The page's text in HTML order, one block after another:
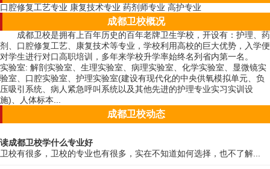
口腔修复工艺专业 康复技术专业 药剂师专业 高护专业
成都卫校概况
成都卫校是拥有上百年历史的百年老牌卫生学校，开设有：护理、药
剂、口腔修复工艺、康复技术等专业，学校利用高校的巨大优势，入学便
对学生进行对口高职培训，多年来学校升学率始终名列省内第一名。
实验室: 解剖实验室、生理实验室、病理实验室、化学实验室、显微镜实
验室、口腔实验室、护理实验室(建设有现代化的中央供氧模拟单元、负
压吸引系统、病人紧急呼叫系统以及其他先进的护理专业实习实训设
施)、人体标本...
成都卫校动态
读成都卫校学什么专业好
卫校有很多，卫校的专业也有很多，实在不知道如何选择，也不了解...